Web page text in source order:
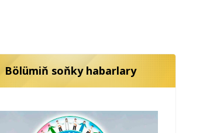
Bölümiň soňky habarlary